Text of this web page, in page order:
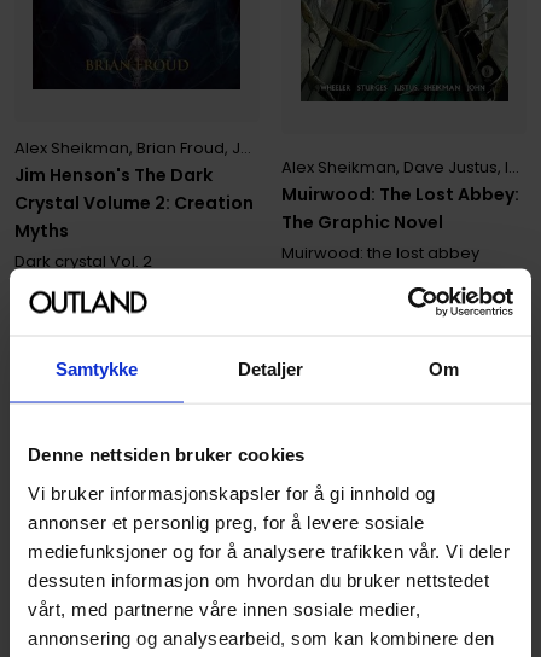
Samtykke Detaljer Om
Denne nettsiden bruker cookies
Vi bruker informasjonskapsler for å gi innhold og
annonser et personlig preg, for å levere sosiale
mediefunksjoner og for å analysere trafikken vår. Vi deler
dessuten informasjon om hvordan du bruker nettstedet
vårt, med partnerne våre innen sosiale medier,
annonsering og analysearbeid, som kan kombinere den
Jim Henson's The Dark
Crystal Volume 2: Creation
Myths
Alex Sheikman, Brian Froud, Joshua Dysart
Dark crystal Vol. 2
Hardcover · Engelsk
Muirwood: The Lost Abbey:
The Graphic Novel
Alex Sheikman, Dave Justus, Inaki Miranda
Muirwood: the lost abbey
Paperback · Engelsk